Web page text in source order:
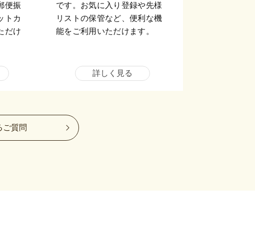
便振
トカ
だけ
です。お気に入り登録や先様
リストの保管など、便利な機
能をご利用いただけます。
詳しく見る
ご質問